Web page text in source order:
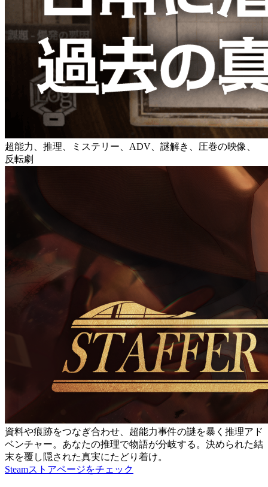
超能力、推理、ミステリー、ADV、謎解き、圧巻の映像、
反転劇
資料や痕跡をつなぎ合わせ、超能力事件の謎を暴く推理アド
ベンチャー。あなたの推理で物語が分岐する。決められた結
末を覆し隠された真実にたどり着け。
Steamストアページをチェック